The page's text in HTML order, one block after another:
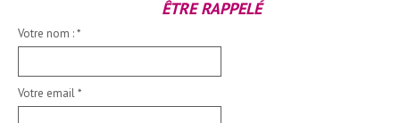
ÊTRE RAPPELÉ
Votre nom :*
Votre email*